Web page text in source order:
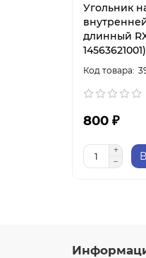
Угольник
длинный
14563621001)
800 ₽